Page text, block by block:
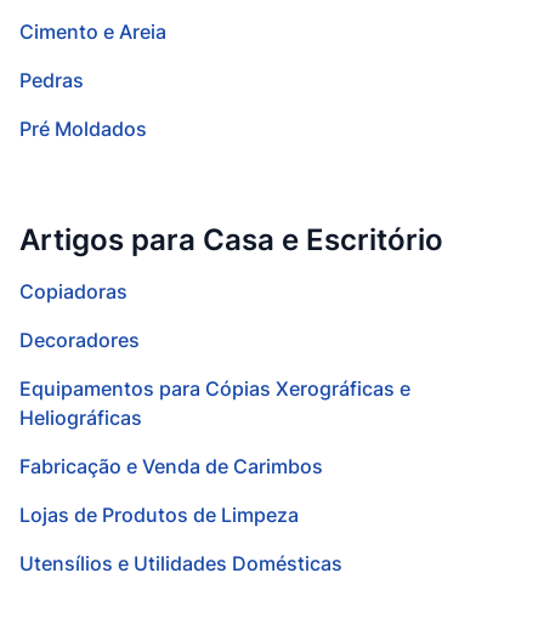
Cimento e Areia
Pedras
Pré Moldados
Artigos para Casa e Escritório
Copiadoras
Decoradores
Equipamentos para Cópias Xerográficas e
Heliográficas
Fabricação e Venda de Carimbos
Lojas de Produtos de Limpeza
Utensílios e Utilidades Domésticas